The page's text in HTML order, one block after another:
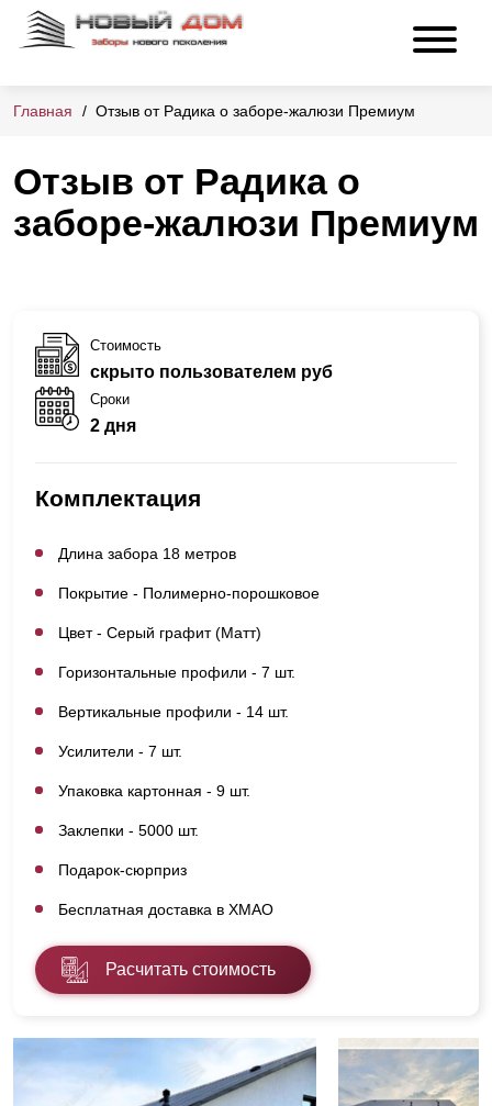
Главная Отзыв от Радика о заборе-жалюзи Премиум
Отзыв от Радика о
заборе-жалюзи Премиум
Стоимость
скрыто пользователем руб
Сроки
2 дня
Комплектация
Длина забора 18 метров
Покрытие - Полимерно-порошковое
Цвет - Серый графит (Матт)
Горизонтальные профили - 7 шт.
Вертикальные профили - 14 шт.
Усилители - 7 шт.
Упаковка картонная - 9 шт.
Заклепки - 5000 шт.
Подарок-сюрприз
Бесплатная доставка в ХМАО
Расчитать стоимость